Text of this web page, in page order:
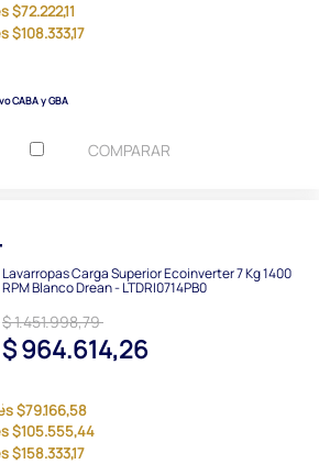
$108.333,17
CABA y GBA
COMPARAR
Lavarropas Carga Superior Ecoinverter 7 Kg 1400
RPM Blanco Drean - LTDRI0714PB0
$ 1.451.998,79
$ 964.614,26
$79.166,58
$105.555,44
$158.333,17